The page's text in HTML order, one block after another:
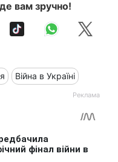
вам зручно!
Війна в Україні